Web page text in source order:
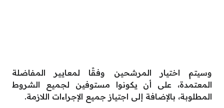
وسيتم اختيار المرشحين وفقًا لمعايير المفاضلة
المعتمدة، على أن يكونوا مستوفين لجميع الشروط
المطلوبة، بالإضافة إلى اجتياز جميع الإجراءات اللازمة.